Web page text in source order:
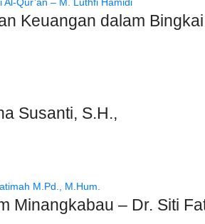
Keuangan dalam
Susanti, S.H.,
Minangkabau – Dr. Siti